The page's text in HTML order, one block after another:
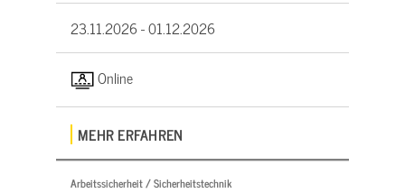
23.11.2026 -01.12.2026
Online
MEHR ERFAHREN
Arbeitssicherheit / Sicherheitstechnik